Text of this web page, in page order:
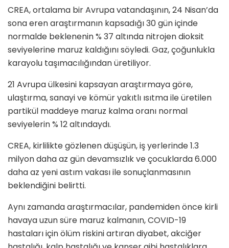
CREA, ortalama bir Avrupa vatandaşının, 24 Nisan’da
sona eren araştırmanın kapsadığı30 gün içinde
normalde beklenenin % 37 altında nitrojen dioksit
seviyelerine maruz kaldığını söyledi. Gaz, çoğunlukla
karayolu taşımacılığından üretiliyor.
21 Avrupa ülkesini kapsayan araştırmaya göre,
ulaştırma, sanayi ve kömür yakıtlı ısıtma ile üretilen
partikül maddeye maruz kalma oranı normal
seviyelerin % 12 altındaydı.
CREA, kirlilikte gözlenen düşüşün, iş yerlerinde 1.3
milyon daha az gün devamsızlık ve çocuklarda 6.000
daha az yeni astım vakası ile sonuçlanmasının
beklendiğini belirtti.
Aynı zamanda araştırmacılar, pandemidenönce kirli
havaya uzun süre maruz kalmanın, COVID-19
hastaları içinölüm riskini artıran diyabet, akciğer